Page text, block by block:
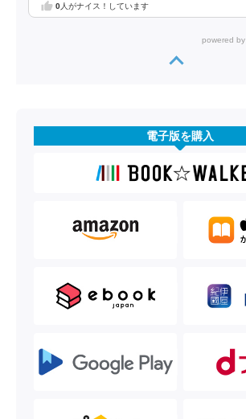
0人がナイス！しています
powered by
電子版を購入